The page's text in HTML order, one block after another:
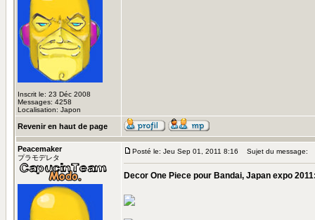
Inscrit le: 23 Déc 2008
Messages: 4258
Localisation: Japon
Revenir en haut de page
Peacemaker
プラモデレタ
Posté le: Jeu Sep 01, 2011 8:16 Sujet du message:
Decor One Piece pour Bandai, Japan expo